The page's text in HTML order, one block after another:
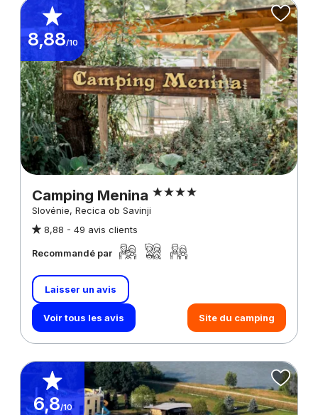
8,88/10
Camping Menina
Slovénie, Recica ob Savinji
8,88 - 49 avis clients
Recommandé par
Laisser un avis
Voir tous les avis Site du camping
6,8/10